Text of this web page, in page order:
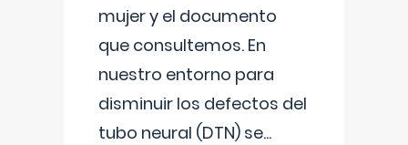
mujer y el documento
que consultemos. En
nuestro entorno para
disminuir los defectos del
tubo neural (DTN) se...